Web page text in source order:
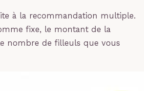
à la recommandation multiple.
fixe, le montant de la
nombre de filleuls que vous